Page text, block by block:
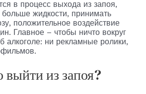
в процесс выхода из запоя,
жидкости, принимать
положительное воздействие
Главное – чтобы ничто вокруг
алкоголе: ни рекламные ролики,
из запоя?